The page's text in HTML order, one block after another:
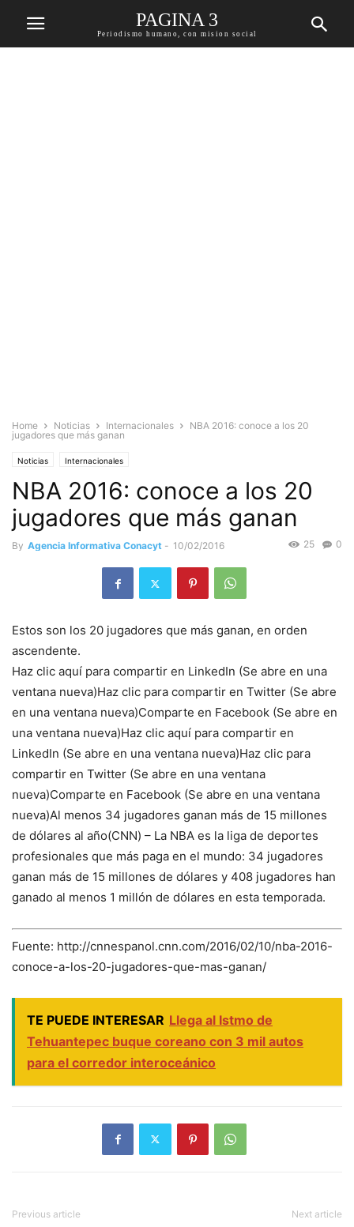
PAGINA 3
Periodismo humano, con mision social
Home Noticias Internacionales
NBA 2016: conoce a los 20
jugadores que más ganan
Noticias Internacionales
NBA 2016: conoce a los 20
jugadores que más ganan
By Agencia Informativa Conacyt - 10/02/2016 0
25
Estos son los 20 jugadores que más ganan, en orden
ascendente.
Haz clic aquí para compartir en LinkedIn (Se abre en una
ventana nueva)Haz clic para compartir en Twitter (Se abre
en una ventana nueva)Comparte en Facebook (Se abre en
una ventana nueva)Haz clic aquí para compartir en
LinkedIn (Se abre en una ventana nueva)Haz clic para
compartir en Twitter (Se abre en una ventana
nueva)Comparte en Facebook (Se abre en una ventana
nueva)Al menos 34 jugadores ganan más de 15 millones
de dólares al año(CNN) – La NBA es la liga de deportes
profesionales que más paga en el mundo: 34 jugadores
ganan más de 15 millones de dólares y 408 jugadores han
ganado al menos 1 millón de dólares en esta temporada.
Fuente: http://cnnespanol.cnn.com/2016/02/10/nba-2016-
conoce-a-los-20-jugadores-que-mas-ganan/
TE PUEDE INTERESAR Llega al Istmo de
Tehuantepec buque coreano con 3 mil autos
para el corredor interoceánico
Previous article Next article